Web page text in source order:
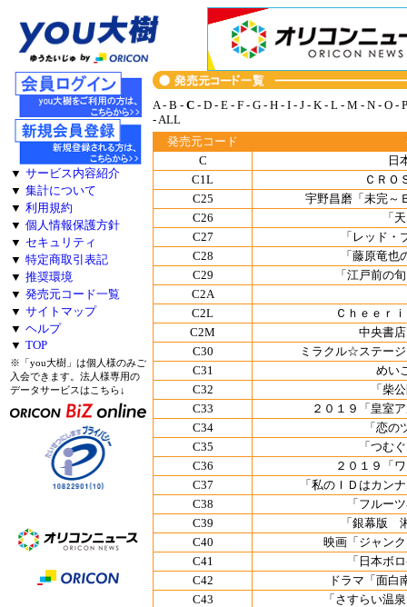
▼ サービス内容紹介
▼ 集計について
▼ 利用規約
▼ 個人情報保護方針
▼ セキュリティ
▼ 特定商取引表記
▼ 推奨環境
▼ 発売元コード一覧
▼ サイトマップ
▼ ヘルプ
▼ TOP
※「you大樹」は個人様のみご
入会できます。法人様専用の
データサービスはこちら↓
A- B - C - D - E - F - G - H - I - J - K - L - M - N - O - P
-ALL
発売元コード
C
日
C1L
ＣＲＯ
C25
宇野昌磨「未完～
C26
「
C27
「レッド
C28
「藤原竜
C29
「江戸前の
C2A
C2L
Ｃｈｅｅｒ
C2M
中央書
C30
ミラクル☆ステー
C31
めい
C32
「柴
C33
２０１９「皇室
C34
「恋
C35
「つむ
C36
２０１９「
C37
「私のＩＤはカン
C38
「フルー
C39
「銀幕版
C40
映画「ジャン
C41
「日本ボ
C42
ドラマ「面白
C43
「さすらい温